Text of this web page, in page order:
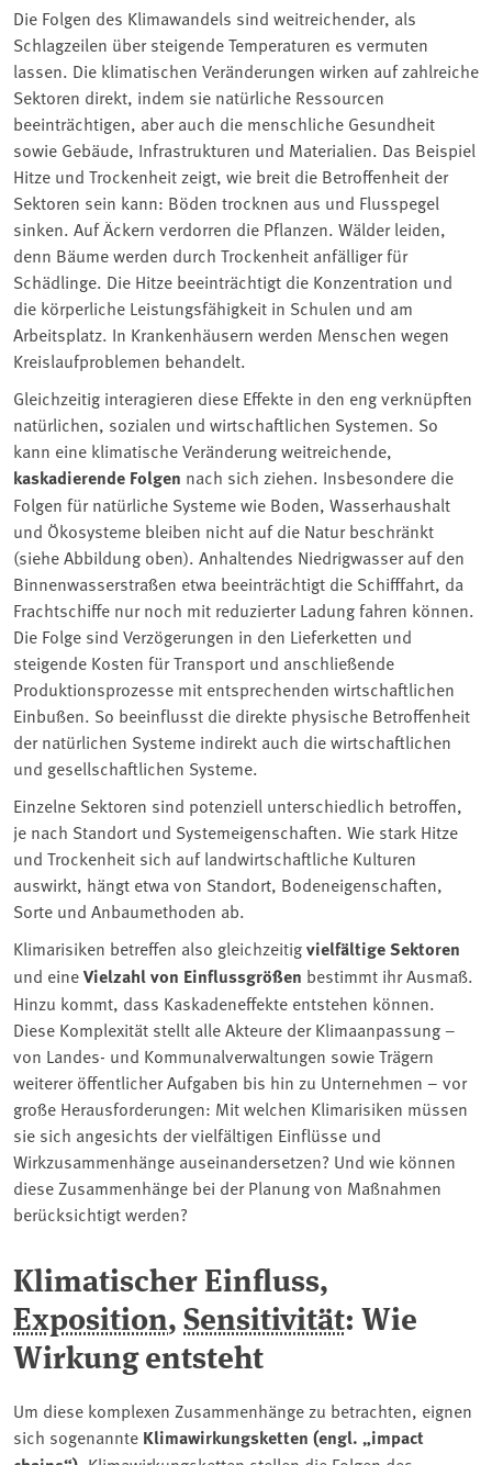
Die Folgen des Klimawandels sind weitreichender, als
Schlagzeilen über steigende Temperaturen es vermuten
lassen. Die klimatischen Veränderungen wirken auf zahlreiche
Sektoren direkt, indem sie natürliche Ressourcen
beeinträchtigen, aber auch die menschliche Gesundheit
sowie Gebäude, Infrastrukturen und Materialien. Das Beispiel
Hitze und Trockenheit zeigt, wie breit die Betroffenheit der
Sektoren sein kann: Böden trocknen aus und Flusspegel
sinken. Auf Äckern verdorren die Pflanzen. Wälder leiden,
denn Bäume werden durch Trockenheit anfälliger für
Schädlinge. Die Hitze beeinträchtigt die Konzentration und
die körperliche Leistungsfähigkeit in Schulen und am
Arbeitsplatz. In Krankenhäusern werden Menschen wegen
Kreislaufproblemen behandelt.
Gleichzeitig interagieren diese Effekte in den eng verknüpften
natürlichen, sozialen und wirtschaftlichen Systemen. So
kann eine klimatische Veränderung weitreichende,
kaskadierende Folgen nach sich ziehen. Insbesondere die
Folgen für natürliche Systeme wie Boden, Wasserhaushalt
und Ökosysteme bleiben nicht auf die Natur beschränkt
(siehe Abbildung oben). Anhaltendes Niedrigwasser auf den
Binnenwasserstraßen etwa beeinträchtigt die Schifffahrt, da
Frachtschiffe nur noch mit reduzierter Ladung fahren können.
Die Folge sind Verzögerungen in den Lieferketten und
steigende Kosten für Transport und anschließende
Produktionsprozesse mit entsprechenden wirtschaftlichen
Einbußen. So beeinflusst die direkte physische Betroffenheit
der natürlichen Systeme indirekt auch die wirtschaftlichen
und gesellschaftlichen Systeme.
Einzelne Sektoren sind potenziell unterschiedlich betroffen,
je nach Standort und Systemeigenschaften. Wie stark Hitze
und Trockenheit sich auf landwirtschaftliche Kulturen
auswirkt, hängt etwa von Standort, Bodeneigenschaften,
Sorte und Anbaumethoden ab.
Klimarisiken betreffen also gleichzeitigvielfältige Sektoren
und eineVielzahl von Einflussgrößen bestimmt ihr Ausmaß.
Hinzu kommt, dass Kaskadeneffekte entstehen können.
Diese Komplexität stellt alle Akteure der Klimaanpassung –
von Landes- und Kommunalverwaltungen sowie Trägern
weiterer öffentlicher Aufgaben bis hin zu Unternehmen – vor
große Herausforderungen: Mit welchen Klimarisiken müssen
sie sich angesichts der vielfältigen Einflüsse und
Wirkzusammenhänge auseinandersetzen? Und wie können
diese Zusammenhänge bei der Planung von Maßnahmen
berücksichtigt werden?
Klimatischer Einfluss,
Exposition,Sensitivität: Wie
Wirkung entsteht
Um diese komplexen Zusammenhänge zu betrachten, eignen
sich sogenannte Klimawirkungsketten (engl. „impact